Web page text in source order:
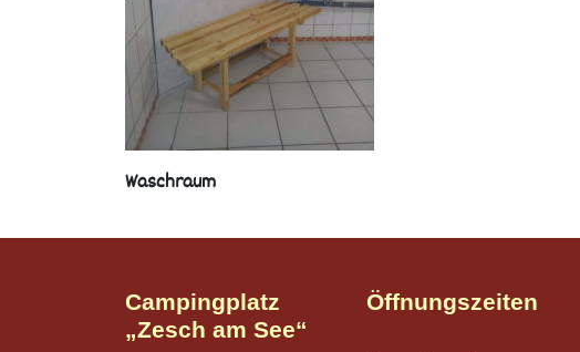
Waschraum
Campingplatz
„Zesch am See“
Öffnungszeiten